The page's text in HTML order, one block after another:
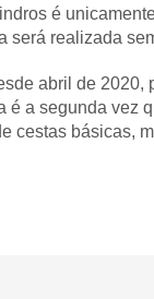
é
realizada
abril de 2020,
é a segunda vez
cestas básicas,